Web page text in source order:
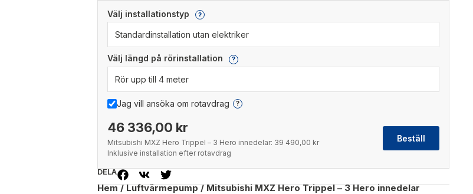
Välj installationstyp ?
Välj längd på rörinstallation ?
Jag vill ansöka om rotavdrag ?
46 336,00 kr
Mitsubishi MXZ Hero Trippel – 3 Hero innedelar: 39 490,00 kr
Inklusive installation efter rotavdrag
Beställ
DELA
Hem/Luftvärmepump/ Mitsubishi MXZ Hero Trippel – 3 Hero innedelar